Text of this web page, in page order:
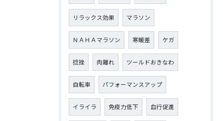
リラックス効果 マラソン
ＮＡＨＡマラソン 寒暖差 ケガ
捻挫 肉離れ ツールドおきなわ
自転車 パフォーマンスアップ
イライラ 免疫力低下 血行促進